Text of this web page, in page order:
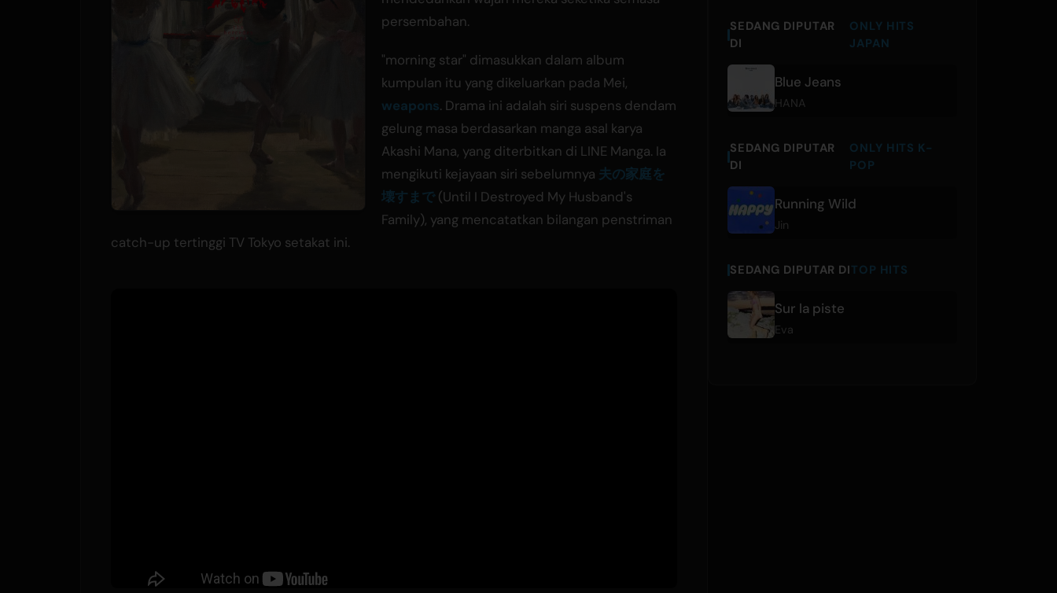
persembahan.
"morning star" dimasukkan dalam album
kumpulan itu yang dikeluarkan pada Mei,
weapons. Drama ini adalah siri suspens dendam
gelung masa berdasarkan manga asal karya
Akashi Mana, yang diterbitkan di LINE Manga. Ia
mengikuti kejayaan siri sebelumnya 夫の家庭を
壊すまで(Until I Destroyed My Husband's
Family), yang mencatatkan bilangan penstriman
catch-up tertinggi TV Tokyo setakat ini.
SEDANG DIPUTAR
DI
ONLY HITS
JAPAN
Blue Jeans
HANA
SEDANG DIPUTAR
DI
ONLY HITS K-
POP
Running Wild
Jin
SEDANG DIPUTAR DITOP HITS
Sur la piste
Eva